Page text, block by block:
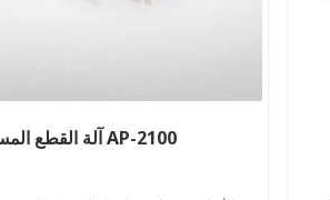
آلة القطع المسطحة الأوتوماتيكية AP-2100